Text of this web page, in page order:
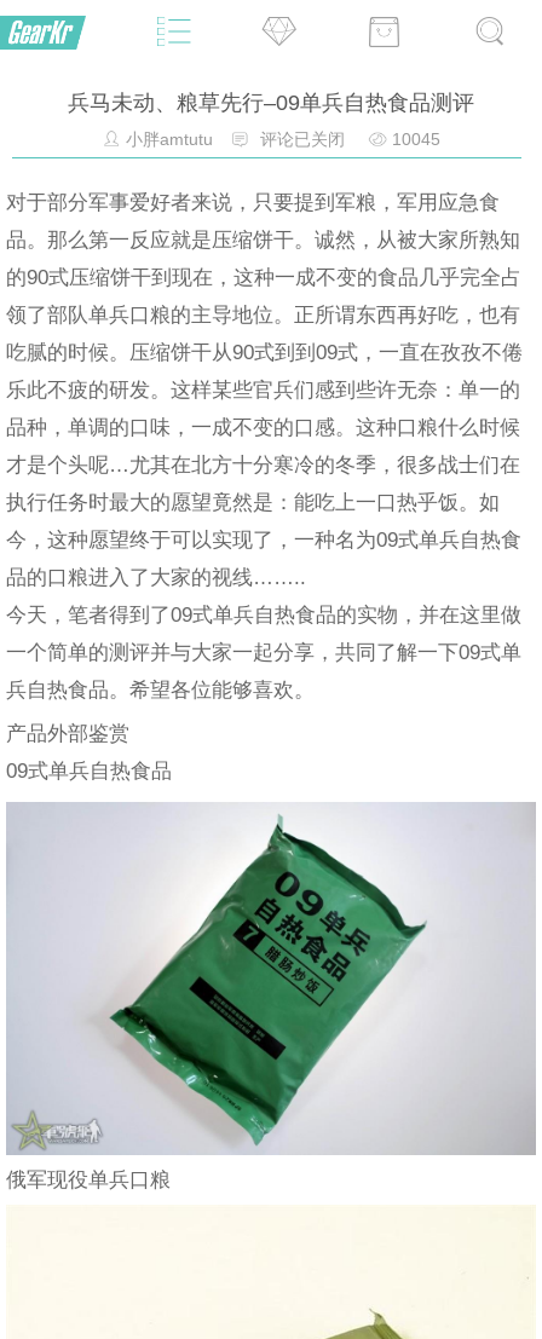
兵马未动、粮草先行–09单兵自热食品测评
小胖amtutu 评论已关闭 10045
对于部分军事爱好者来说，只要提到军粮，军用应急食
品。那么第一反应就是压缩饼干。诚然，从被大家所熟知
的90式压缩饼干到现在，这种一成不变的食品几乎完全占
领了部队单兵口粮的主导地位。正所谓东西再好吃，也有
吃腻的时候。压缩饼干从90式到到09式，一直在孜孜不倦
乐此不疲的研发。这样某些官兵们感到些许无奈：单一的
品种，单调的口味，一成不变的口感。这种口粮什么时候
才是个头呢…尤其在北方十分寒冷的冬季，很多战士们在
执行任务时最大的愿望竟然是：能吃上一口热乎饭。如
今，这种愿望终于可以实现了，一种名为09式单兵自热食
品的口粮进入了大家的视线……..
今天，笔者得到了09式单兵自热食品的实物，并在这里做
一个简单的测评并与大家一起分享，共同了解一下09式单
兵自热食品。希望各位能够喜欢。
产品外部鉴赏
09式单兵自热食品
俄军现役单兵口粮